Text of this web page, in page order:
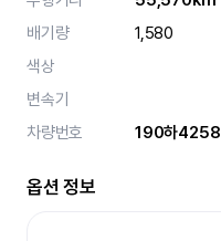
배기량
1,580
색상
변속기
차량번호
190하4258
옵션 정보